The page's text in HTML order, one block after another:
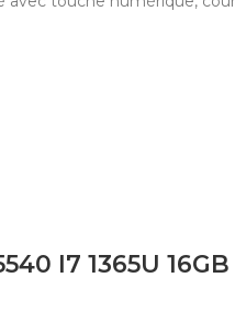
I7 1365U 16GB